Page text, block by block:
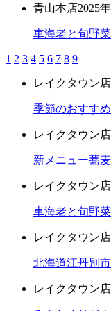
青山本店2025
車海老と旬野
1 2 3 4 5 6 7 8 9
レイクタウン店
季節のおすす
レイクタウン店
新メニュー蕎
レイクタウン店
車海老と旬野
レイクタウン店
北海道江丹別
レイクタウン店